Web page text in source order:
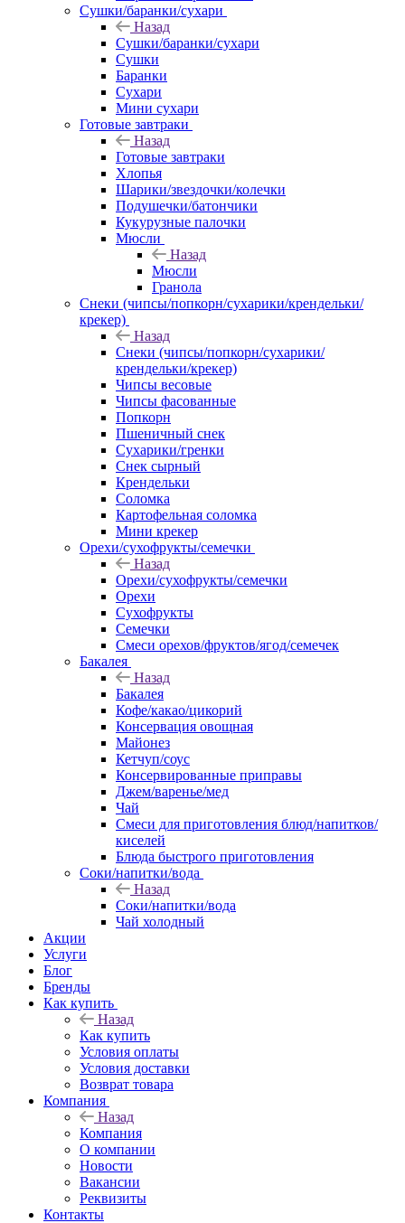
Сушки/баранки/сухари
Назад
Сушки/баранки/сухари
Сушки
Баранки
Сухари
Мини сухари
Готовые завтраки
Назад
Готовые завтраки
Хлопья
Шарики/звездочки/колечки
Подушечки/батончики
Кукурузные палочки
Мюсли
Назад
Мюсли
Гранола
Снеки (чипсы/попкорн/сухарики/крендельки/
крекер)
Назад
Снеки (чипсы/попкорн/сухарики/
крендельки/крекер)
Чипсы весовые
Чипсы фасованные
Попкорн
Пшеничный снек
Сухарики/гренки
Снек сырный
Крендельки
Соломка
Картофельная соломка
Мини крекер
Орехи/сухофрукты/семечки
Назад
Орехи/сухофрукты/семечки
Орехи
Сухофрукты
Семечки
Смеси орехов/фруктов/ягод/семечек
Бакалея
Назад
Бакалея
Кофе/какао/цикорий
Консервация овощная
Майонез
Кетчуп/соус
Консервированные приправы
Джем/варенье/мед
Чай
Смеси для приготовления блюд/напитков/
киселей
Блюда быстрого приготовления
Соки/напитки/вода
Назад
Соки/напитки/вода
Чай холодный
Акции
Услуги
Блог
Бренды
Как купить
Назад
Как купить
Условия оплаты
Условия доставки
Возврат товара
Компания
Назад
Компания
О компании
Новости
Вакансии
Реквизиты
Контакты